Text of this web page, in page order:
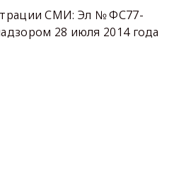
СМИ: Эл № ФС77-
28 июля 2014 года